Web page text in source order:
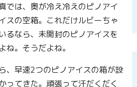
では、奥が冷え冷えのピノアイ
スの空箱。これだけルビーちゃ
るなら、未開封のピノアイスを
ね。そうだよね。
、早速2つのピノアイスの箱が設
ってきた。頑張って汗だくだく